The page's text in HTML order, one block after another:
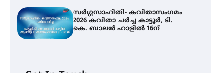
സർഗ്ഗസാഹിതി- കവിതാസംഗമം
2026 കവിതാ ചർച്ച കാട്ടൂർ, ടി.
കെ. ബാലൻ ഹാളിൽ 16ന്